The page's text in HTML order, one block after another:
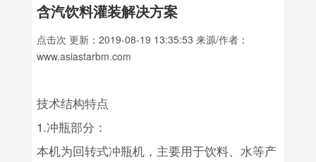
含汽饮料灌装解决方案
点击次 更新：2019-08-19 13:35:53 来源/作者：
www.asiastarbm.com
技术结构特点
1.冲瓶部分：
本机为回转式冲瓶机，主要用于饮料、水等产